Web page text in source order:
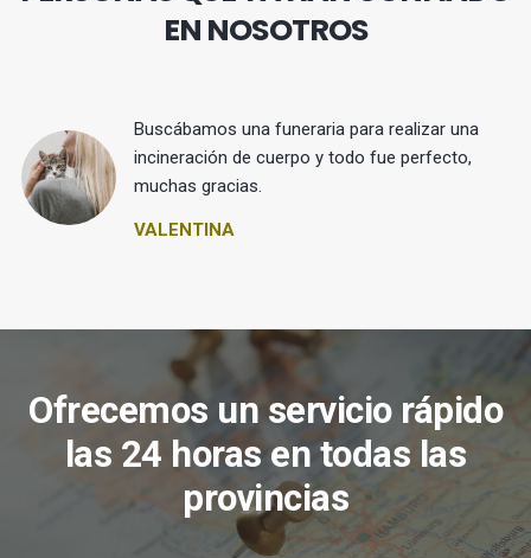
EN NOSOTROS
Buscábamos una funeraria para realizar una
incineración de cuerpo y todo fue perfecto,
muchas gracias.
VALENTINA
Ofrecemos un servicio rápido
las 24 horas en todas las
provincias